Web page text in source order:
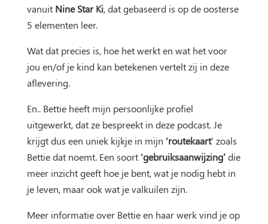
vanuit Nine Star Ki, dat gebaseerd is op de oosterse
5 elementen leer.
Wat dat precies is, hoe het werkt en wat het voor
jou en/of je kind kan betekenen vertelt zij in deze
aflevering.
En.. Bettie heeft mijn persoonlijke profiel
uitgewerkt, dat ze bespreekt in deze podcast. Je
krijgt dus een uniek kijkje in mijn ‘routekaart‘ zoals
Bettie dat noemt. Een soort ‘gebruiksaanwijzing’die
meer inzicht geeft hoe je bent, wat je nodig hebt in
je leven, maar ook wat je valkuilen zijn.
Meer informatie over Bettie en haar werk vind je op